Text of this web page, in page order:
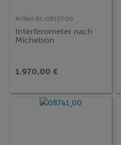
Artikel-Nr.:08557-00
Interferometer nach
Michelson
1.970,00 €